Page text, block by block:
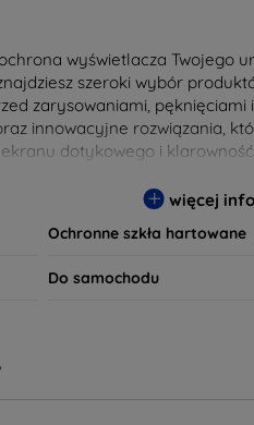
wyświetlacza Twojego
szeroki wybór
zarysowaniami,
innowacyjne rozwiązania,
dotykowego i
spełni Twoje oczekiwania
więcej info
Ochronne szkła hartowane
Do samochodu